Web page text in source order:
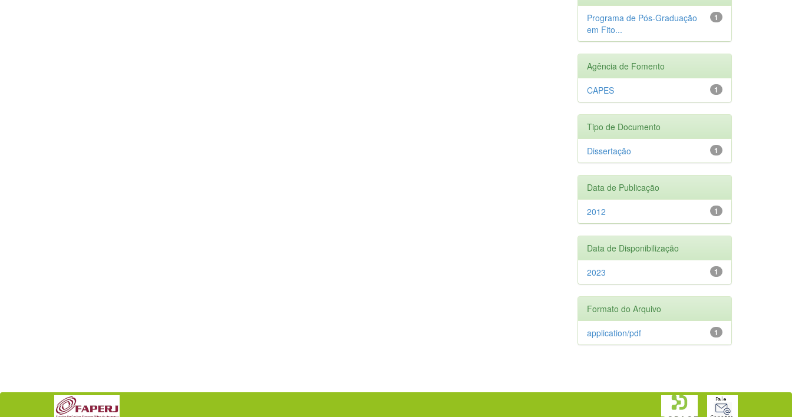
1
Programa de Pós-Graduação
em Fito...
Agência de Fomento
1
CAPES
Tipo de Documento
1
Dissertação
Data de Publicação
1
2012
Data de Disponibilização
1
2023
Formato do Arquivo
1
application/pdf